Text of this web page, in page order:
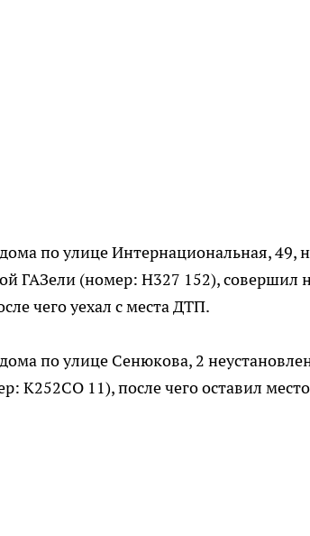
по улице Интернациональная, 49,
ГАЗели (номер: Н327 152), совершил
чего уехал с места ДТП.
по улице Сенюкова, 2
К252СО 11), после чего оставил